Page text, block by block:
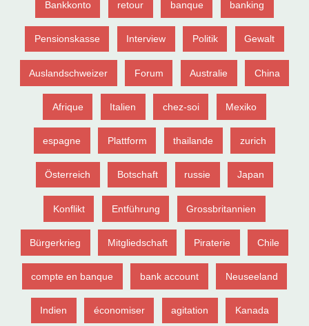
Bankkonto retour banque banking
Pensionskasse Interview Politik Gewalt
Auslandschweizer Forum Australie China
Afrique Italien chez-soi Mexiko
espagne Plattform thailande zurich
Österreich Botschaft russie Japan
Konflikt Entführung Grossbritannien
Bürgerkrieg Mitgliedschaft Piraterie Chile
compte en banque bank account Neuseeland
Indien économiser agitation Kanada